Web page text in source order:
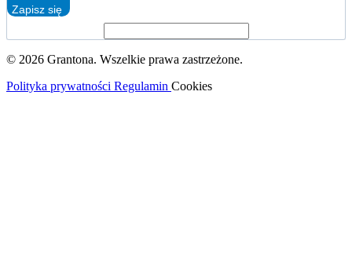
Zapisz się
© 2026 Grantona. Wszelkie prawa zastrzeżone.
Polityka prywatności Regulamin Cookies